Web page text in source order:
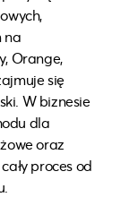
na
Orange,
się
W biznesie
dla
oraz
proces od